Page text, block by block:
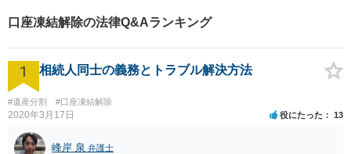
口座凍結解除の法律Q&Aランキング
1 相続人同士の義務とトラブル解決方法
#遺産分割 #口座凍結解除
2020年3月17日 役にたった 13
峰岸 泉 弁護士